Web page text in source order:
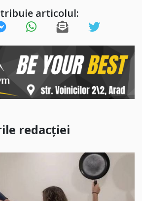
articolul:
redacției